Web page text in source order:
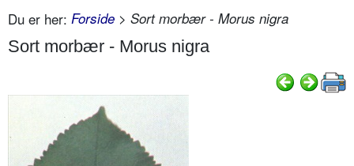
Du er her: Forside > Sort morbær - Morus nigra
Sort morbær - Morus nigra